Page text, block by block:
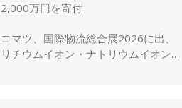
2,000万円を寄付
コマツ、国際物流総合展2026に出、
リチウムイオン・ナトリウムイオン電